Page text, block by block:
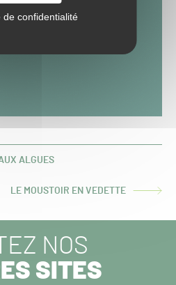
de confidentialité
ALGUES
ARTICLE
LE MOUSTOIR EN VEDETTE
NOS
SITES